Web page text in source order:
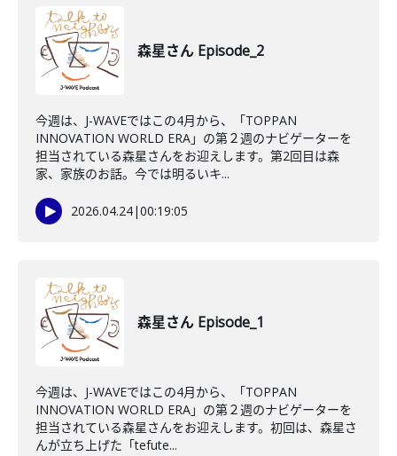
森星さん Episode_2
今週は、J-WAVEではこの4月から、「TOPPAN
INNOVATION WORLD ERA」の第２週のナビゲーターを
担当されている森星さんをお迎えします。第2回目は森
家、家族のお話。今では明るいキ...
2026.04.24|00:19:05
森星さん Episode_1
今週は、J-WAVEではこの4月から、「TOPPAN
INNOVATION WORLD ERA」の第２週のナビゲーターを
担当されている森星さんをお迎えします。初回は、森星さ
んが立ち上げた「tefute...